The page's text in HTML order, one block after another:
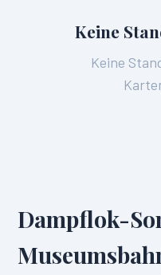
Keine
Keine
Dampflok-